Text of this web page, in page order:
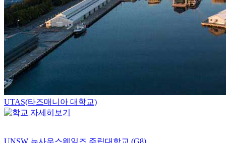
UTAS(타즈매니아 대학교)
UNSW 뉴사우스웨일즈 주립대학교 (G8)